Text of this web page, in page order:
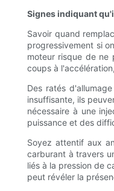
Signes indiquant
Savoir quand
progressivement si
moteur risque de ne
coups à
Des ratés
insuffisante, ils
nécessaire à une
puissance et des
Soyez attentif aux
carburant à travers
liés à la pression de
peut révéler la